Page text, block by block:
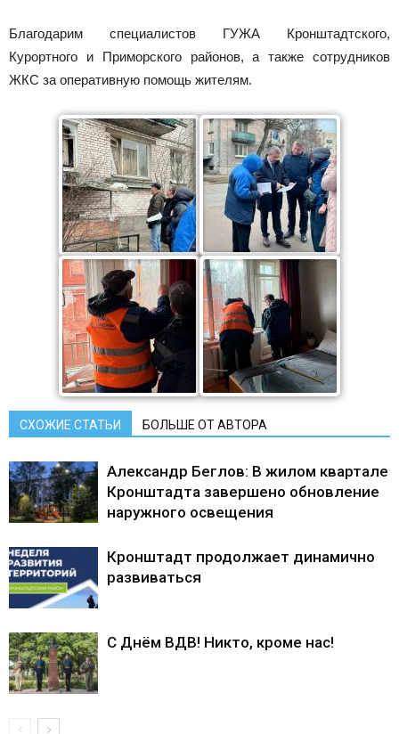
Благодарим специалистов ГУЖА Кронштадтского,
Курортного и Приморского районов, а также сотрудников
ЖКС за оперативную помощь жителям.
СХОЖИЕ СТАТЬИ БОЛЬШЕ ОТ АВТОРА
Александр Беглов: В жилом квартале
Кронштадта завершено обновление
наружного освещения
Кронштадт продолжает динамично
развиваться
С Днём ВДВ! Никто, кроме нас!